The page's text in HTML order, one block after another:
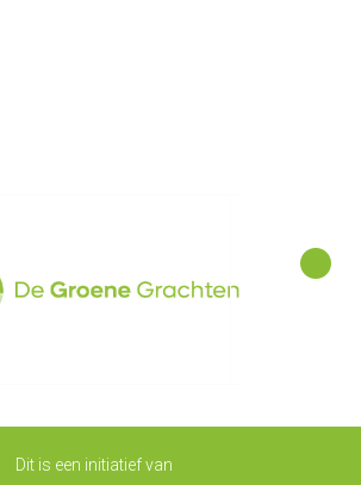
Dit is een initiatief van